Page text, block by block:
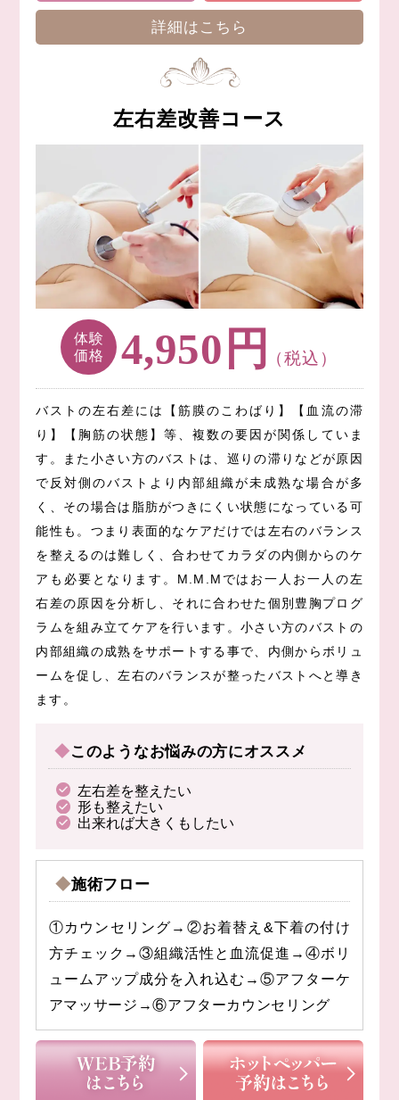
詳細はこちら
左右差改善コース
体験
価格
4,950 円 （税込）
バストの左右差には【筋膜のこわばり】【血流の滞
り】【胸筋の状態】等、複数の要因が関係していま
す。また小さい方のバストは、巡りの滞りなどが原因
で反対側のバストより内部組織が未成熟な場合が多
く、その場合は脂肪がつきにくい状態になっている可
能性も。つまり表面的なケアだけでは左右のバランス
を整えるのは難しく、合わせてカラダの内側からのケ
アも必要となります。M.M.Mではお一人お一人の左
右差の原因を分析し、それに合わせた個別豊胸プログ
ラムを組み立てケアを行います。小さい方のバストの
内部組織の成熟をサポートする事で、内側からボリュ
ームを促し、左右のバランスが整ったバストへと導き
ます。
◆このようなお悩みの方にオススメ
左右差を整えたい
形も整えたい
出来れば大きくもしたい
◆施術フロー
①カウンセリング→②お着替え&下着の付け
方チェック→③組織活性と血流促進→④ボリ
ュームアップ成分を入れ込む→⑤アフターケ
アマッサージ→⑥アフターカウンセリング